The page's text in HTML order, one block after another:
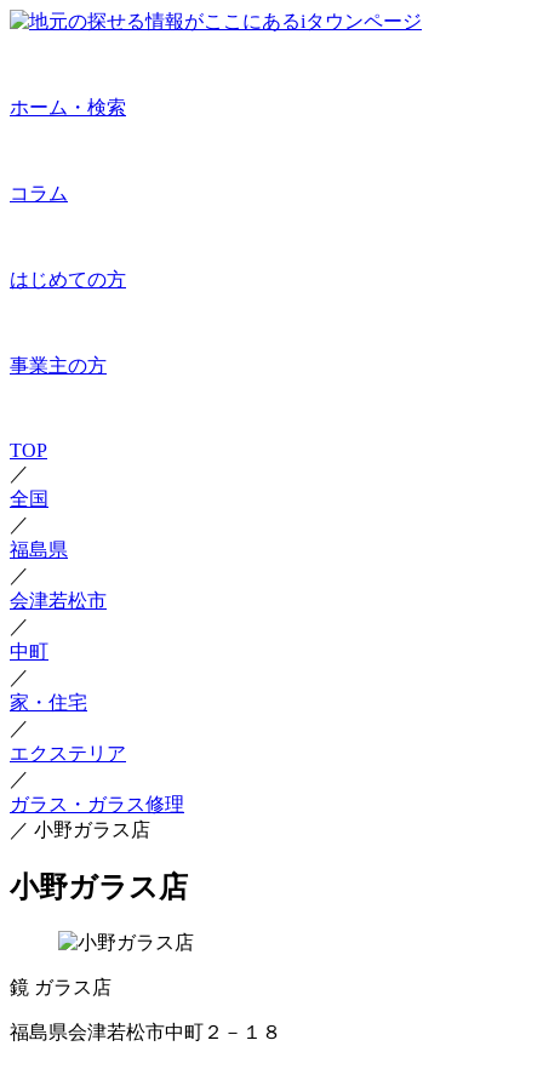
ホーム・検索
コラム
はじめての方
事業主の方
TOP
／
全国
／
福島県
／
会津若松市
／
中町
／
家・住宅
／
エクステリア
／
ガラス・ガラス修理
／ 小野ガラス店
小野ガラス店
鏡 ガラス店
福島県会津若松市中町２－１８